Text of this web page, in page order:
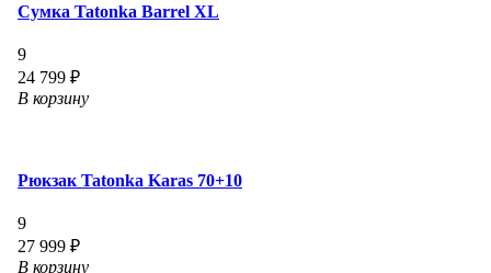
Сумка Tatonka Barrel XL
9
24 799 ₽
В корзину
Рюкзак Tatonka Karas 70+10
9
27 999 ₽
В корзину